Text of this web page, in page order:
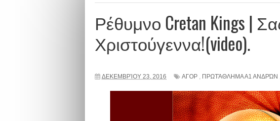
Ρέθυμνο Cretan Kings |
Χριστούγεννα!(video).
ΔΕΚΕΜΒΡΊΟΥ 23, 2016 ΑΓΟΡ , ΠΡΩΤΆΘΛΗΜΑ Α1 ΑΝΔΡΏΝ